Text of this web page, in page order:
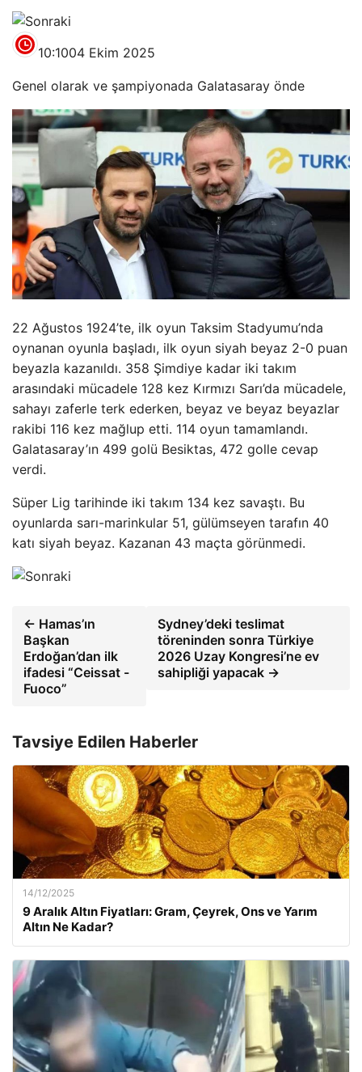
10:1004 Ekim 2025
Genel olarak ve şampiyonada Galatasaray önde
22 Ağustos 1924’te, ilk oyun Taksim Stadyumu’nda
oynanan oyunla başladı, ilk oyun siyah beyaz 2-0 puan
beyazla kazanıldı. 358 Şimdiye kadar iki takım
arasındaki mücadele 128 kez Kırmızı Sarı’da mücadele,
sahayı zaferle terk ederken, beyaz ve beyaz beyazlar
rakibi 116 kez mağlup etti. 114 oyun tamamlandı.
Galatasaray’ın 499 golü Besiktas, 472 golle cevap
verdi.
Süper Lig tarihinde iki takım 134 kez savaştı. Bu
oyunlarda sarı-marinkular 51, gülümseyen tarafın 40
katı siyah beyaz. Kazanan 43 maçta görünmedi.
← Hamas’ın
Başkan
Erdoğan’dan ilk
ifadesi “Ceissat -
Fuoco”
Sydney’deki teslimat
töreninden sonra Türkiye
2026 Uzay Kongresi’ne ev
sahipliği yapacak →
Tavsiye Edilen Haberler
14/12/2025
9 Aralık Altın Fiyatları: Gram, Çeyrek, Ons ve Yarım
Altın Ne Kadar?